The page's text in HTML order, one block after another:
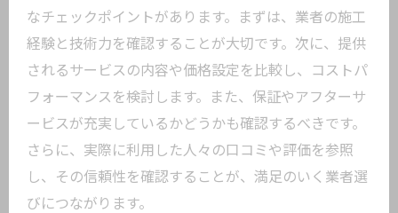
なチェックポイントがあります。まずは、業者の施工
経験と技術力を確認することが大切です。次に、提供
されるサービスの内容や価格設定を比較し、コストパ
フォーマンスを検討します。また、保証やアフターサ
ービスが充実しているかどうかも確認するべきです。
さらに、実際に利用した人々の口コミや評価を参照
し、その信頼性を確認することが、満足のいく業者選
びにつながります。